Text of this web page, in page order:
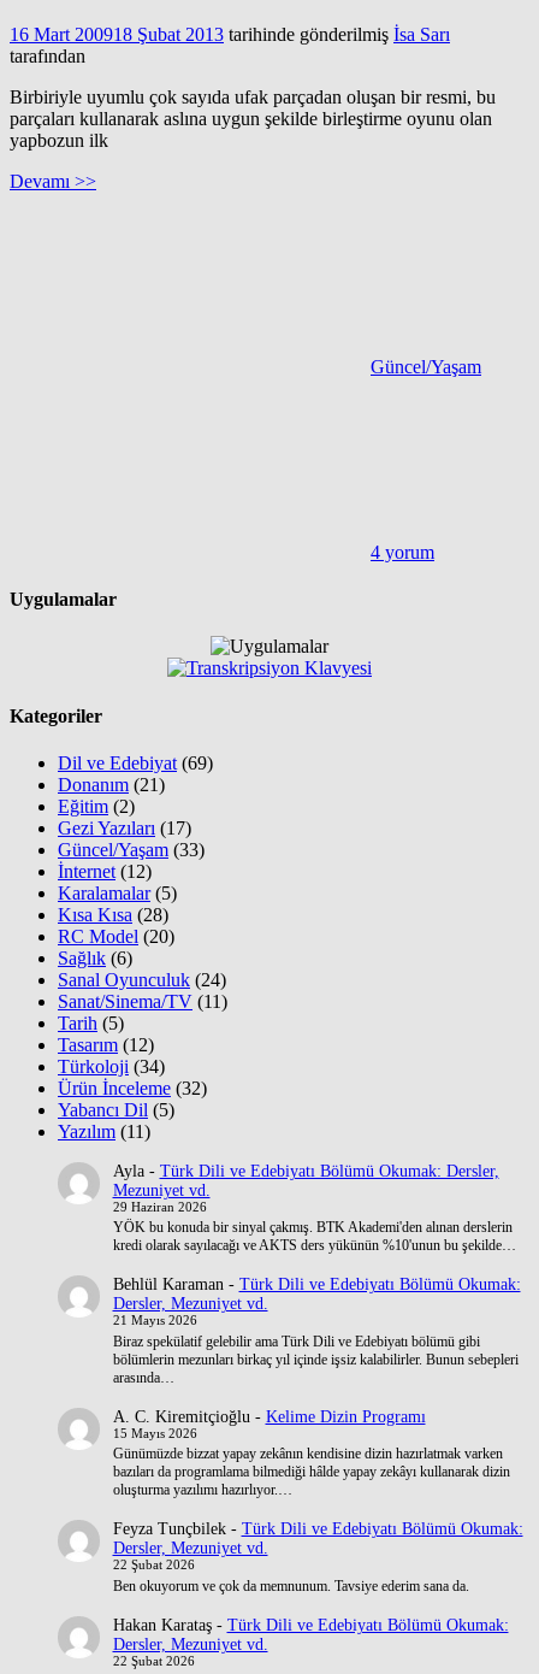
16 Mart 200918 Şubat 2013 tarihinde gönderilmiş İsa Sarı
tarafından
Birbiriyle uyumlu çok sayıda ufak parçadan oluşan bir resmi, bu
parçaları kullanarak aslına uygun şekilde birleştirme oyunu olan
yapbozun ilk
Devamı >>
Güncel/Yaşam
4 yorum
Uygulamalar
Kategoriler
Dil ve Edebiyat (69)
Donanım (21)
Eğitim (2)
Gezi Yazıları (17)
Güncel/Yaşam (33)
İnternet (12)
Karalamalar(5)
Kısa Kısa (28)
RC Model (20)
Sağlık (6)
Sanal Oyunculuk (24)
Sanat/Sinema/TV (11)
Tarih (5)
Tasarım (12)
Türkoloji (34)
Ürün İnceleme (32)
Yabancı Dil (5)
Yazılım (11)
Ayla- Türk Dili ve Edebiyatı Bölümü Okumak: Dersler,
Mezuniyet vd.
29 Haziran 2026
YÖK bu konuda bir sinyal çakmış. BTK Akademi'den alınan derslerin
kredi olarak sayılacağı ve AKTS ders yükünün %10'unun bu şekilde…
Behlül Karaman- Türk Dili ve Edebiyatı Bölümü Okumak:
Dersler, Mezuniyet vd.
21 Mayıs 2026
Biraz spekülatif gelebilir ama Türk Dili ve Edebiyatı bölümü gibi
bölümlerin mezunları birkaç yıl içinde işsiz kalabilirler. Bunun sebepleri
arasında…
A. C. Kiremitçioğlu - Kelime Dizin Programı
15 Mayıs 2026
Günümüzde bizzat yapay zekânın kendisine dizin hazırlatmak varken
bazıları da programlama bilmediği hâlde yapay zekâyı kullanarak dizin
oluşturma yazılımı hazırlıyor.…
Feyza Tunçbilek- Türk Dili ve Edebiyatı Bölümü Okumak:
Dersler, Mezuniyet vd.
22 Şubat 2026
Ben okuyorum ve çok da memnunum. Tavsiye ederim sana da.
Hakan Karataş- Türk Dili ve Edebiyatı Bölümü Okumak:
Dersler, Mezuniyet vd.
22 Şubat 2026